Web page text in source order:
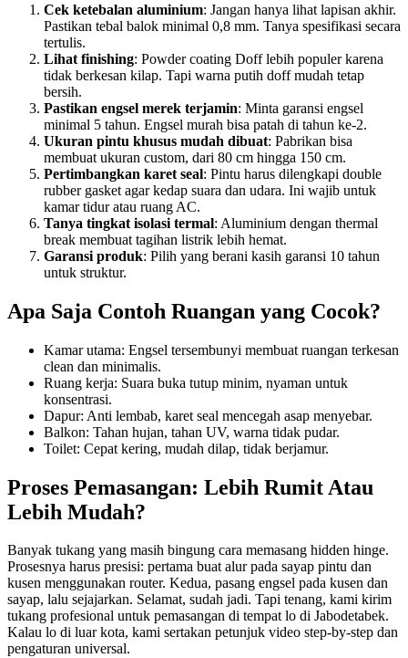
Cek ketebalan aluminium: Jangan hanya lihat lapisan akhir.
Pastikan tebal balok minimal 0,8 mm. Tanya spesifikasi secara
tertulis.
Lihat finishing: Powder coating Doff lebih populer karena
tidak berkesan kilap. Tapi warna putih doff mudah tetap
bersih.
Pastikan engsel merek terjamin: Minta garansi engsel
minimal 5 tahun. Engsel murah bisa patah di tahun ke-2.
Ukuran pintu khusus mudah dibuat: Pabrikan bisa
membuat ukuran custom, dari 80 cm hingga 150 cm.
Pertimbangkan karet seal: Pintu harus dilengkapi double
rubber gasket agar kedap suara dan udara. Ini wajib untuk
kamar tidur atau ruang AC.
Tanya tingkat isolasi termal: Aluminium dengan thermal
break membuat tagihan listrik lebih hemat.
Garansi produk: Pilih yang berani kasih garansi 10 tahun
untuk struktur.
Apa Saja Contoh Ruangan yang Cocok?
Kamar utama: Engsel tersembunyi membuat ruangan terkesan
clean dan minimalis.
Ruang kerja: Suara buka tutup minim, nyaman untuk
konsentrasi.
Dapur: Anti lembab, karet seal mencegah asap menyebar.
Balkon: Tahan hujan, tahan UV, warna tidak pudar.
Toilet: Cepat kering, mudah dilap, tidak berjamur.
Proses Pemasangan: Lebih Rumit Atau
Lebih Mudah?
Banyak tukang yang masih bingung cara memasang hidden hinge.
Prosesnya harus presisi: pertama buat alur pada sayap pintu dan
kusen menggunakan router. Kedua, pasang engsel pada kusen dan
sayap, lalu sejajarkan. Selamat, sudah jadi. Tapi tenang, kami kirim
tukang profesional untuk pemasangan di tempat lo di Jabodetabek.
Kalau lo di luar kota, kami sertakan petunjuk video step-by-step dan
pengaturan universal.